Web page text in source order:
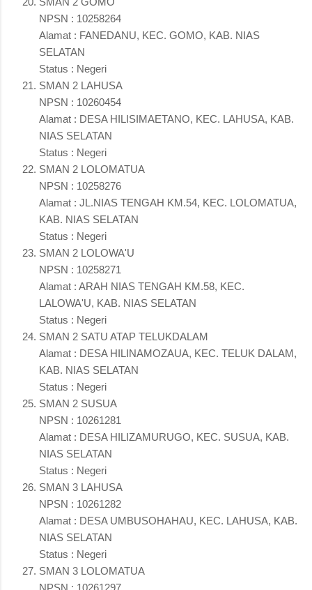
NPSN : 10258264
Alamat : FANEDANU, KEC. GOMO, KAB. NIAS
SELATAN
Status : Negeri
SMAN 2 LAHUSA
NPSN : 10260454
Alamat : DESA HILISIMAETANO, KEC. LAHUSA, KAB.
NIAS SELATAN
Status : Negeri
SMAN 2 LOLOMATUA
NPSN : 10258276
Alamat : JL.NIAS TENGAH KM.54, KEC. LOLOMATUA,
KAB. NIAS SELATAN
Status : Negeri
SMAN 2 LOLOWA'U
NPSN : 10258271
Alamat : ARAH NIAS TENGAH KM.58, KEC.
LALOWA'U, KAB. NIAS SELATAN
Status : Negeri
SMAN 2 SATU ATAP TELUKDALAM
Alamat : DESA HILINAMOZAUA, KEC. TELUK DALAM,
KAB. NIAS SELATAN
Status : Negeri
SMAN 2 SUSUA
NPSN : 10261281
Alamat : DESA HILIZAMURUGO, KEC. SUSUA, KAB.
NIAS SELATAN
Status : Negeri
SMAN 3 LAHUSA
NPSN : 10261282
Alamat : DESA UMBUSOHAHAU, KEC. LAHUSA, KAB.
NIAS SELATAN
Status : Negeri
SMAN 3 LOLOMATUA
NPSN : 10261297